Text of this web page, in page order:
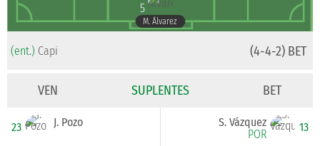
(ent.) Capi (4-4-2) BET
5
M. Álvarez
VEN SUPLENTES BET
23 J. Pozo 13
POR
S. Vázquez